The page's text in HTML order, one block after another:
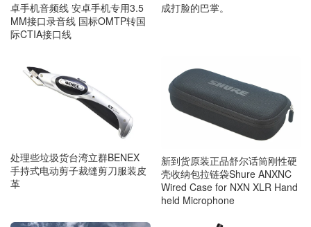
卓手机音频线 安卓手机专用3.5
MM接口录音线 国标OMTP转国
际CTIA接口线
成打脸的巴掌。
处理些垃圾货台湾立群BENEX
手持式电动剪子裁缝剪刀服装皮
革
新到货原装正品舒尔话筒刚性硬
壳收纳包拉链袋Shure ANXNC
Wired Case for NXN XLR Hand
held Microphone